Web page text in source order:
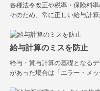
各種法令改正や税率・保険料
そのため、常に正しい給与計算
給与計算のミスを防止
給与・賞与計算の基礎となる
があった場合は「エラー・メッ